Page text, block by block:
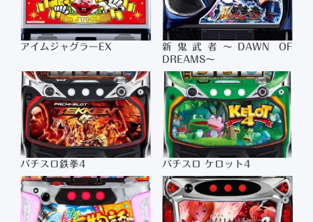
アイムジャグラーEX
新鬼武者～DAWN OF
DREAMS～
パチスロ鉄拳4 パチスロ ケロット4